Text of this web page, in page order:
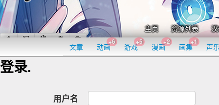
主页 资源列表
文章 动画
+6
游戏
+5
漫画
+2
画集
+1
声
登录.
用户名